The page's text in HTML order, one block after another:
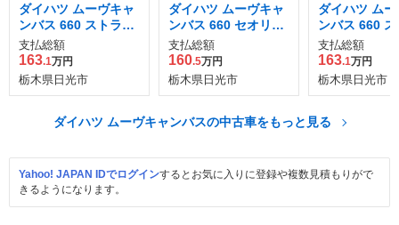
ダイハツ ムーヴキャ
ンバス 660 ストライ
プス G
支払総額
163.1万円
栃木県日光市
ダイハツ ムーヴキャ
ンバス 660 セオリー
G
支払総額
160.5万円
栃木県日光市
ダイハツ ム
ンバス 660
プス G
支払総額
163.1万円
栃木県日光市
ダイハツ ムーヴキャンバスの中古車をもっと見る
Yahoo! JAPAN IDでログインするとお気に入りに登録や複数見積もりがで
きるようになります。